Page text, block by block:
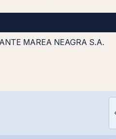
MAREA NEAGRA S.A.